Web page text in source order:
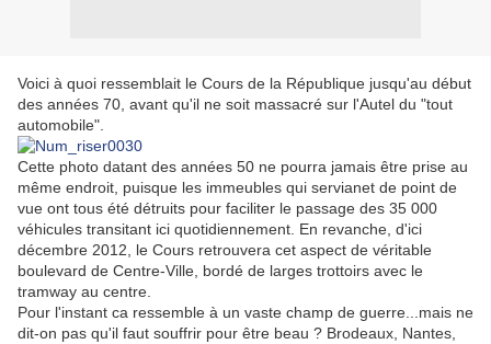
Voici à quoi ressemblait le Cours de la République jusqu'au début
des années 70, avant qu'il ne soit massacré sur l'Autel du "tout
automobile".
Cette photo datant des années 50 ne pourra jamais être prise au
même endroit, puisque les immeubles qui servianet de point de
vue ont tous été détruits pour faciliter le passage des 35 000
véhicules transitant ici quotidiennement. En revanche, d'ici
décembre 2012, le Cours retrouvera cet aspect de véritable
boulevard de Centre-Ville, bordé de larges trottoirs avec le
tramway au centre.
Pour l'instant ca ressemble à un vaste champ de guerre...mais ne
dit-on pas qu'il faut souffrir pour être beau ? Brodeaux, Nantes,